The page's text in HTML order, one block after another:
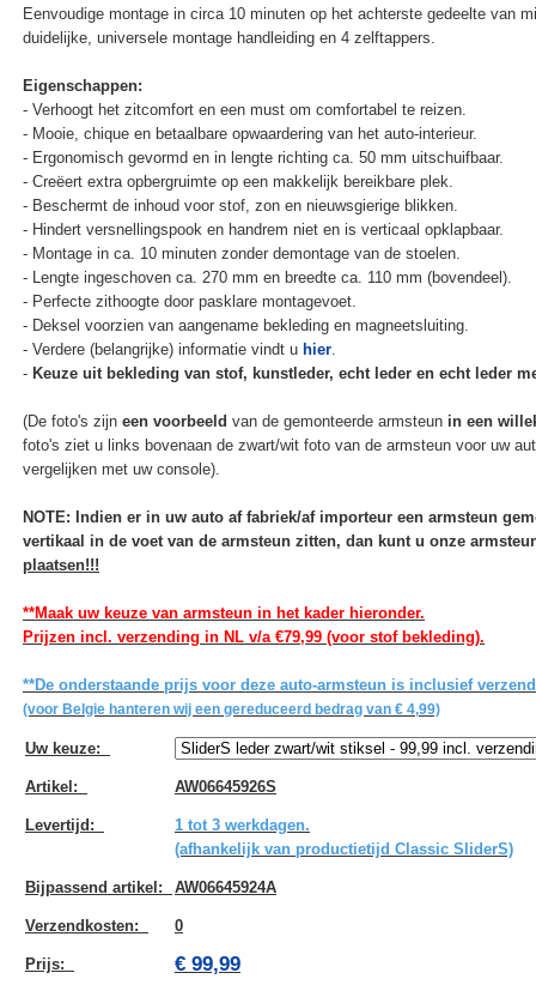
Eenvoudige montage in circa 10 minuten op het achterste gedeelte van
duidelijke, universele montage handleiding en 4 zelftappers.
Eigenschappen:
- Verhoogt het zitcomfort en een must om comfortabel te reizen.
- Mooie, chique en betaalbare opwaardering van het auto-interieur.
- Ergonomisch gevormd en in lengte richting ca. 50 mm uitschuifbaar.
- Creëert extra opbergruimte op een makkelijk bereikbare plek.
- Beschermt de inhoud voor stof, zon en nieuwsgierige blikken.
- Hindert versnellingspook en handrem niet en is verticaal opklapbaar.
- Montage in ca. 10 minuten zonder demontage van de stoelen.
- Lengte ingeschoven ca. 270 mm en breedte ca. 110 mm (bovendeel).
- Perfecte zithoogte door pasklare montagevoet.
- Deksel voorzien van aangename bekleding en magneetsluiting.
- Verdere (belangrijke) informatie vindt u hier.
- Keuze uit bekleding van stof, kunstleder, echt leder en echt leder
(De foto's zijn een voorbeeld van de gemonteerde armsteun in een
foto's ziet u links bovenaan de zwart/wit foto van de armsteun voor uw
vergelijken met uw console).
NOTE: Indien er in uw auto af fabriek/af importeur een armsteun
vertikaal in de voet van de armsteun zitten, dan kunt u onze
plaatsen!!!
**Maak uw keuze van armsteun in het kader hieronder.
Prijzen incl. verzending in NL v/a €79,99 (voor stof bekleding).
**De onderstaande prijs voor deze auto-armsteun is inclusief
(voor Belgie hanteren wij een gereduceerd bedrag van € 4,99)
Uw keuze:
Artikel: AW06645926S
Levertijd:
1 tot 3 werkdagen.
(afhankelijk van productietijd Classic SliderS)
Bijpassend artikel: AW06645924A
Verzendkosten: 0
Prijs: € 99,99